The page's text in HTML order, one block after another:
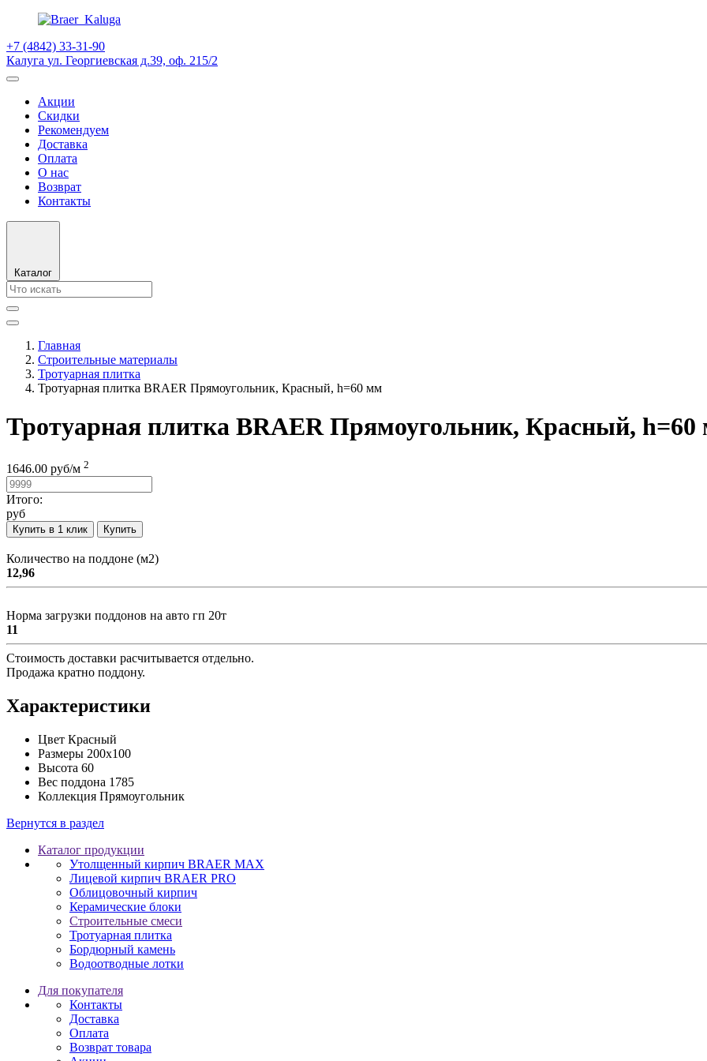
+7 (4842) 33-31-90
Калуга ул. Георгиевская д.39, оф. 215/2
Акции
Скидки
Рекомендуем
Доставка
Оплата
О нас
Возврат
Контакты
Каталог
Главная
Строительные материалы
Тротуарная плитка
Тротуарная плитка BRAER Прямоугольник, Красный, h=60 мм
Тротуарная плитка BRAER Прямоугольник, Красный,
1646.00 руб/м 2
Итого:
руб
Купить в 1 клик Купить
Количество на поддоне (м2)
12,96
Норма загрузки поддонов на авто гп 20т
11
Стоимость доставки расчитывается отдельно.
Продажа кратно поддону.
Характеристики
Цвет Красный
Размеры 200х100
Высота 60
Вес поддона 1785
Коллекция Прямоугольник
Вернутся в раздел
Каталог продукции
Утолщенный кирпич BRAER MAX
Лицевой кирпич BRAER PRO
Облицовочный кирпич
Керамические блоки
Строительные смеси
Тротуарная плитка
Бордюрный камень
Водоотводные лотки
Для покупателя
Контакты
Доставка
Оплата
Возврат товара